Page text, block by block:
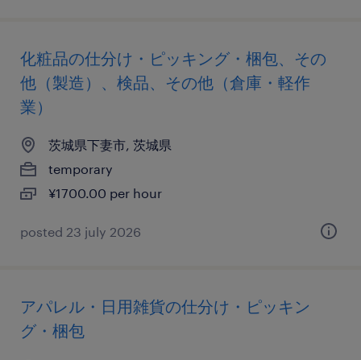
化粧品の仕分け・ピッキング・梱包、その
他（製造）、検品、その他（倉庫・軽作
業）
茨城県下妻市, 茨城県
temporary
¥1700.00 per hour
posted 23 july 2026
アパレル・日用雑貨の仕分け・ピッキン
グ・梱包